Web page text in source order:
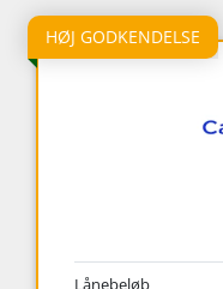
HØJ GODKENDELSE
Lånebeløb